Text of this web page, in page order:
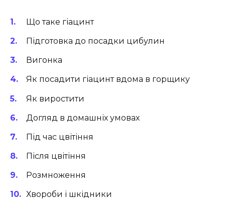
Що таке гіацинт
Підготовка до посадки цибулин
Вигонка
Як посадити гіацинт вдома в горщику
Як виростити
Догляд в домашніх умовах
Під час цвітіння
Після цвітіння
Розмноження
Хвороби і шкідники